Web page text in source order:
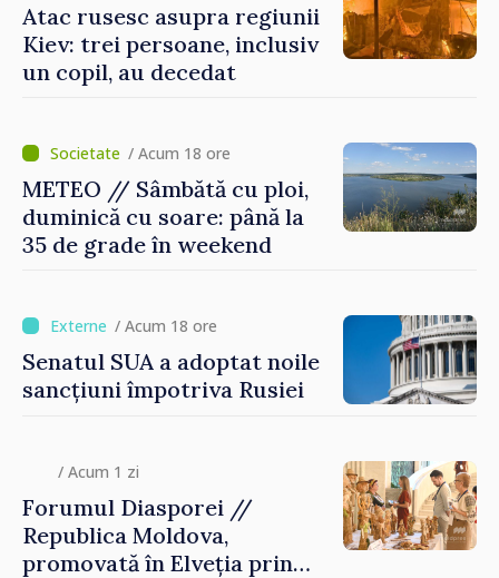
Atac rusesc asupra regiunii
Kiev: trei persoane, inclusiv
un copil, au decedat
/ Acum 18 ore
METEO // Sâmbătă cu ploi,
duminică cu soare: până la
35 de grade în weekend
/ Acum 18 ore
Senatul SUA a adoptat noile
sancțiuni împotriva Rusiei
/ Acum 1 zi
Forumul Diasporei //
Republica Moldova,
promovată în Elveția prin